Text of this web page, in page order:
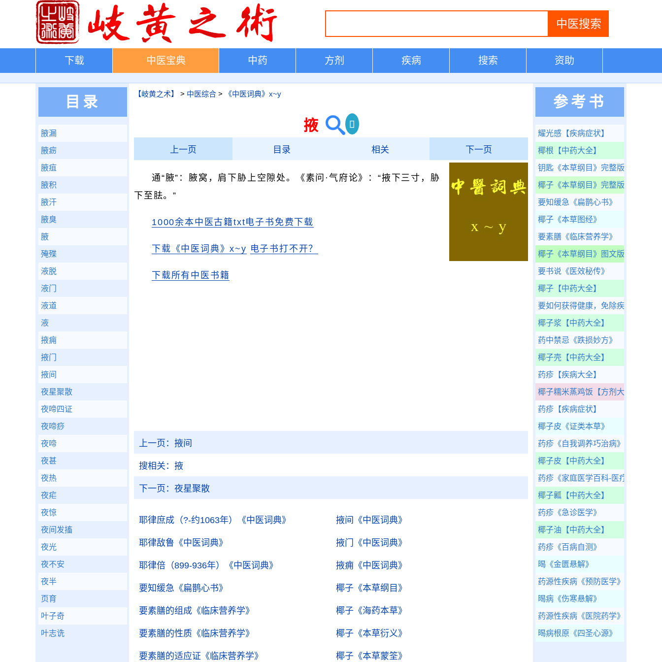
下载 中医宝典 中药 方剂 疾病 搜索 资助
【岐黄之术】 > 中医综合 > 《中医词典》x~y
掖
上一页 目录 相关 下一页
通“腋”：腋窝，肩下胁上空隙处。《素问·气府论》：“掖下三寸，胁
下至胠。”
1000余本中医古籍txt电子书免费下载
下载《中医词典》x~y 电子书打不开？
下载所有中医书籍
上一页： 掖间
搜相关： 掖
下一页： 夜星聚散
耶律庶成（?-约1063年） 《中医词典》 掖间 《中医词典》
耶律敌鲁 《中医词典》 掖门 《中医词典》
耶律倍（899-936年） 《中医词典》 掖痈 《中医词典》
要知缓急 《扁鹊心书》 椰子 《本草纲目》
要素膳的组成 《临床营养学》 椰子 《海药本草》
要素膳的性质 《临床营养学》 椰子 《本草衍义》
要素膳的适应证 《临床营养学》 椰子 《本草蒙筌》
目录
腋漏
腋疬
腋疽
腋积
腋汗
腋臭
腋
殗殜
液脱
液门
液道
液
掖痈
掖门
掖间
夜星聚散
夜啼四证
夜啼痧
夜啼
夜甚
夜热
夜疟
夜惊
夜间发搐
夜光
夜不安
夜半
页育
叶子奇
叶志诜
参考书
耀光感 【疾病症状】
椰根 【中药大全】
钥匙 《本草纲目》完整版
椰子 《本草纲目》完整版
要知缓急 《扁鹊心书》
椰子 《本草图经》
要素膳 《临床营养学》
椰子 《本草纲目》图文版
要书说 《医效秘传》
椰子 【中药大全】
要如何获得健康，免除疾病的伤害
椰子浆 【中药大全】
药中禁忌 《跌损妙方》
椰子壳 【中药大全】
药疹 【疾病大全】
椰子糯米蒸鸡饭 【方剂大全】
药疹 【疾病症状】
椰子皮 《证类本草》
药疹 《自我调养巧治病》
椰子皮 【中药大全】
药疹 《家庭医学百科-医疗康复篇》
椰子瓤 【中药大全】
药疹 《急诊医学》
椰子油 【中药大全】
药疹 《百病自测》
暍 《金匮悬解》
药源性疾病 《预防医学》
暍病 《伤寒悬解》
药源性疾病 《医院药学》
暍病根原 《四圣心源》